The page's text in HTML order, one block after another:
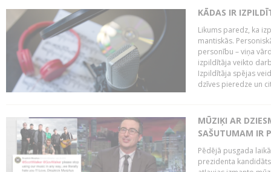
KĀDAS IR
Likums paredz, ka
mantiskās.
personību – viņa
izpildītāja veikto
Izpildītāja spējas
dzīves pieredze un
MŪZIĶI AR
SAŠUTUMAM IR
Pēdējā pusgada
prezidenta